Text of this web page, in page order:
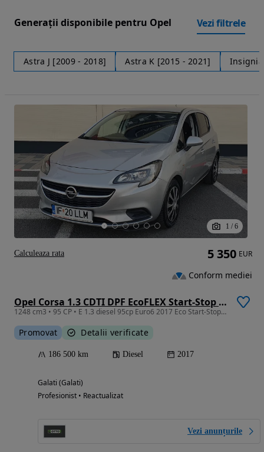
Generații disponibile pentru Opel Vezi filtrele
Astra J [2009 - 2018] Astra K [2015 - 2021]
1 / 6
Opel Corsa 1.3 CDTI DPF EcoFLEX Start-Stop Edition
1248 cm3 • 95 CP • E 1.3 diesel 95cp Euro6 2017 Eco Start-Stop AutoHold Pilot Automat
Promovat Detalii verificate
186 500 km Diesel 2017
Galati (Galati)
Profesionist • Reactualizat
Vezi anunțurile
5 350 EUR
Conform mediei
Calculeaza rata